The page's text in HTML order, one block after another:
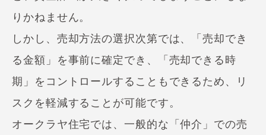
りかねません。
しかし、売却方法の選択次第では、「売却でき
る金額」を事前に確定でき、「売却できる時
期」をコントロールすることもできるため、リ
スクを軽減することが可能です。
オークラヤ住宅では、一般的な「仲介」での売